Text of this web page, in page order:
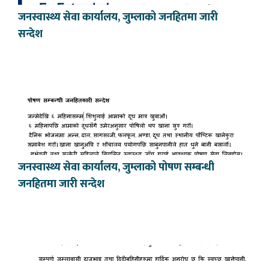
जनस्वास्थ्य सेवा कार्यालय, जुम्लाको जनहितमा जारी
सन्देश
जनस्वास्थ्य सेवा कार्यालय, जुम्लाको पोषण सम्बन्धी
जनहितमा जारी सन्देश